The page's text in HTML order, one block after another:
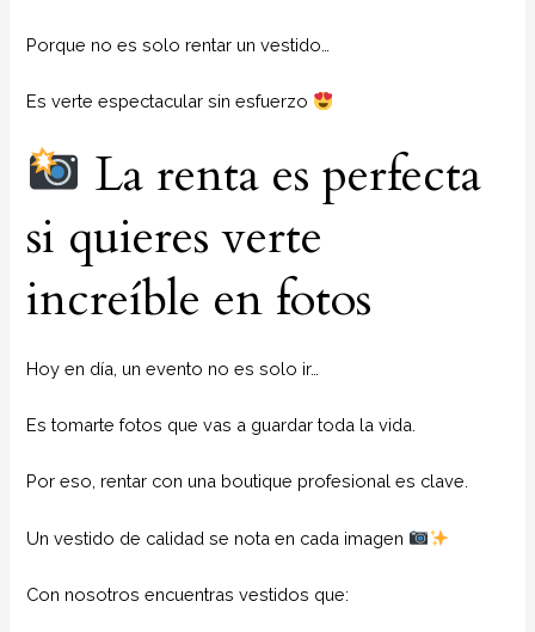
Porque no es solo rentar un vestido…
Es verte espectacular sin esfuerzo
La renta es perfecta
si quieres verte
increíble en fotos
Hoy en día, un evento no es solo ir…
Es tomarte fotos que vas a guardar toda la vida.
Por eso, rentar con una boutique profesional es clave.
Un vestido de calidad se nota en cada imagen
Con nosotros encuentras vestidos que: